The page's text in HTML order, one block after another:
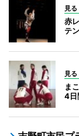
見
赤
テ
見
ま
4日